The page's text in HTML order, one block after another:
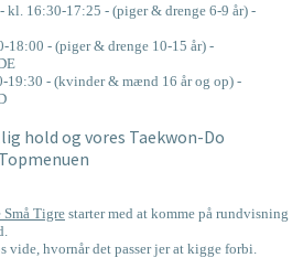
kl. 16:30-17:25 - (piger & drenge 6-9 år) -
18:00 - (piger & drenge 10-15 år) -
19:30 - (kvinder & mænd 16 år og op) -
hold og vores Taekwon-Do
Små Tigre starter med at komme på rundvisning
hvornår det passer jer at kigge forbi.